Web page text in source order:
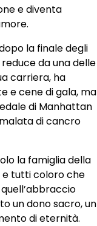
e diventa
la finale degli
reduce da una delle
carriera, ha
e cene di gala, ma
di Manhattan
di cancro
la famiglia della
e tutti coloro che
un dono sacro, un
di eternità.